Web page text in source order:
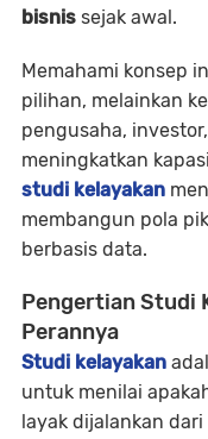
bisnis sejak awal.
Memahami konsep
pilihan, melainkan
pengusaha,
meningkatkan
studi kelayakan
membangun pola
berbasis data.
Pengertian Studi
Perannya
Studi kelayakan
untuk menilai
layak dijalankan